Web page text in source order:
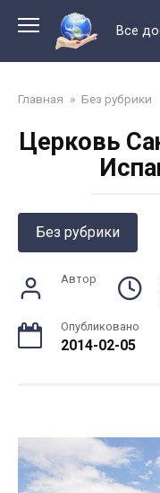
контенту
Все
Главная » Без рубрики
Церковь
Без рубрики
Автор
Опубликовано
2014-02-05